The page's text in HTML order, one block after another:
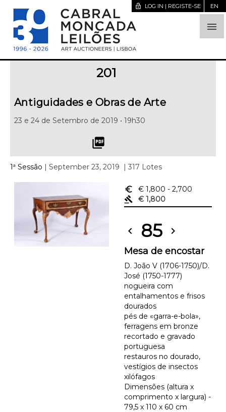

lock_open LOG IN | REGISTE-SE EN
201
Antiguidades e Obras de Arte
23 e 24 de Setembro de 2019 • 19h30
picture_as_pdf
1ª Sessão | September 23, 2019 | 317 Lotes
euro_symbol € 1,800 - 2,700
gavel
€ 1,800
chevron_left 85 chevron_right
Mesa de encostar
D. João V (1706-1750)/D.
José (1750-1777)
nogueira com
entalhamentos e frisos
dourados
pés de «garra-e-bola»,
ferragens em bronze
recortado e gravado
portuguesa
restauros no dourado,
vestígios de insectos
xilófagos
Dimensões (altura x
comprimento x largura) -
79,5 x 110 x 60 cm